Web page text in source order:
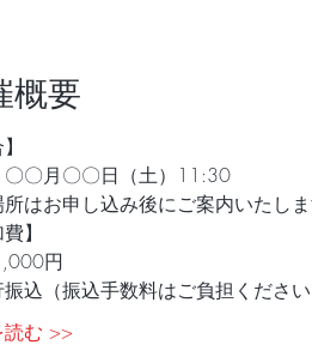
概要
〇〇月〇〇日（土）11:30
はお申し込み後にご案内いたしま
】
円
込（振込手数料はご負担くださ
む >>